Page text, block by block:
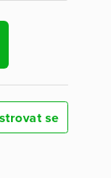
se